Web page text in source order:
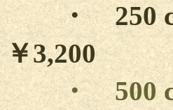
・ 250 cc
￥3,200
・ 500 cc